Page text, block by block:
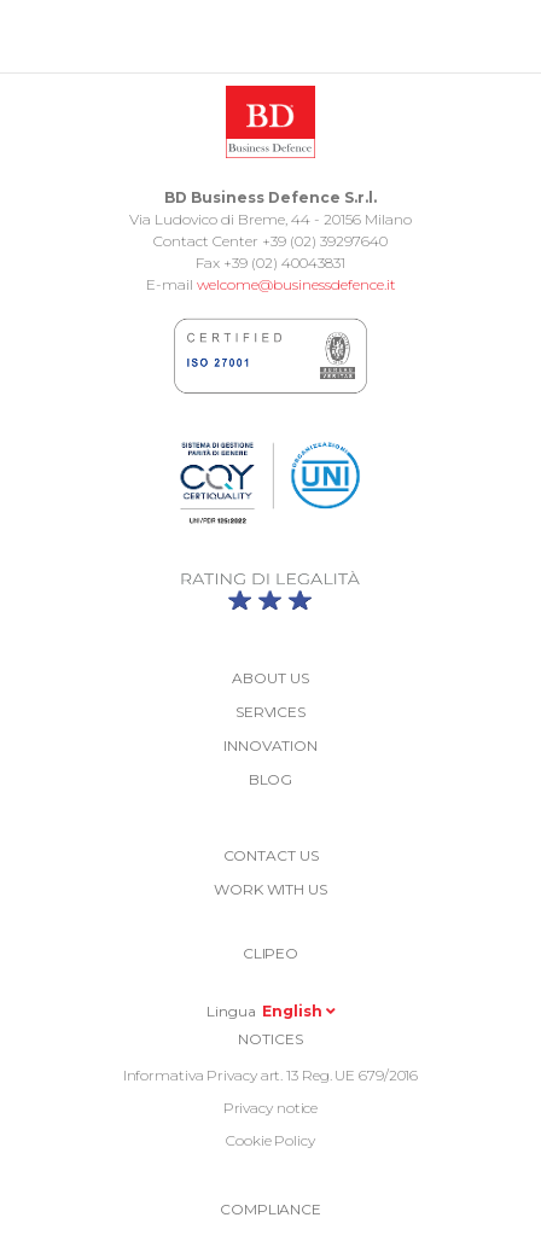
BD Business Defence S.r.l.
Via Ludovico di Breme, 44 - 20156 Milano
Contact Center +39 (02) 39297640
Fax +39 (02) 40043831
E-mail welcome@businessdefence.it
ABOUT US
SERVICES
INNOVATION
BLOG
CONTACT US
WORK WITH US
CLIPEO
Lingua English
Footer
NOTICES
Informativa Privacy art. 13 Reg. UE 679/2016
Privacy notice
Cookie Policy
InformativeCOMPLIANCE